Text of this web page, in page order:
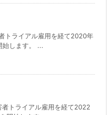
トライアル雇用を経て2020年
始します。 ...
トライアル雇用を経て2022